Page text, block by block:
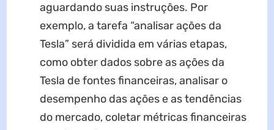
aguardando suas instruções. Por
exemplo, a tarefa “analisar ações da
Tesla” será dividida em várias etapas,
como obter dados sobre as ações da
Tesla de fontes financeiras, analisar o
desempenho das ações e as tendências
do mercado, coletar métricas financeiras